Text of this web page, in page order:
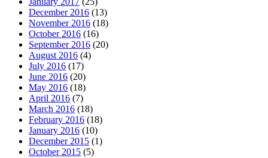
December 2016 (13)
November 2016 (18)
October 2016 (16)
September 2016 (20)
August 2016 (4)
July 2016 (17)
June 2016 (20)
May 2016 (18)
April 2016 (7)
March 2016 (18)
February 2016 (18)
January 2016 (10)
December 2015 (1)
October 2015 (5)